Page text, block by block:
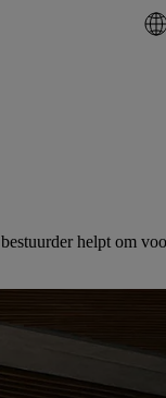
helpt om